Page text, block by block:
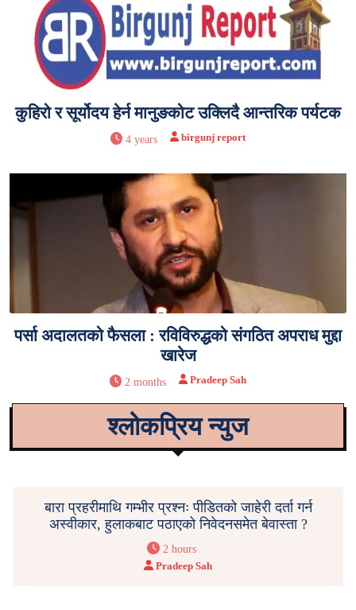
कुहिरो र सूर्योदय हेर्न मानुङकोट उक्लिदै आन्तरिक पर्यटक
4 years birgunj report
पर्सा अदालतको फैसला : रविविरुद्धको संगठित अपराध मुद्दा
खारेज
2 months Pradeep Sah
श्लोकप्रिय न्युज
बारा प्रहरीमाथि गम्भीर प्रश्नः पीडितको जाहेरी दर्ता गर्न
अस्वीकार, हुलाकबाट पठाएको निवेदनसमेत बेवास्ता ?
2 hours
Pradeep Sah